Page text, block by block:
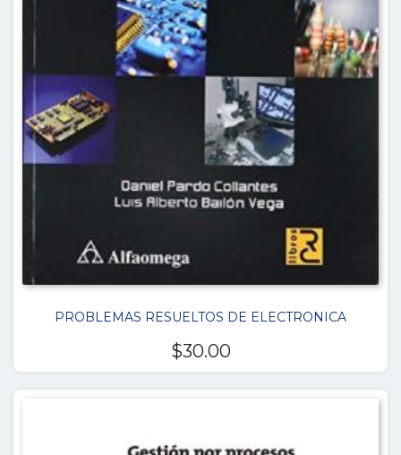
PROBLEMAS RESUELTOS DE ELECTRONICA
$30.00